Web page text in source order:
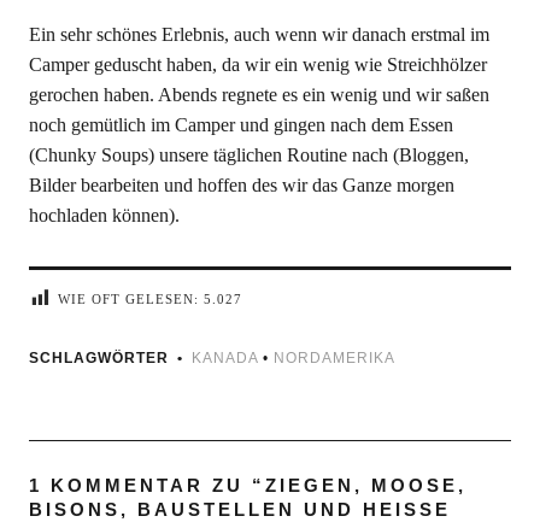
Ein sehr schönes Erlebnis, auch wenn wir danach erstmal im
Camper geduscht haben, da wir ein wenig wie Streichhölzer
gerochen haben. Abends regnete es ein wenig und wir saßen
noch gemütlich im Camper und gingen nach dem Essen
(Chunky Soups) unsere täglichen Routine nach (Bloggen,
Bilder bearbeiten und hoffen des wir das Ganze morgen
hochladen können).
WIE OFT GELESEN: 5.027
SCHLAGWÖRTER KANADA• NORDAMERIKA
1 KOMMENTAR ZU “ ZIEGEN, MOOSE,
BISONS, BAUSTELLEN UND HEISSE Q